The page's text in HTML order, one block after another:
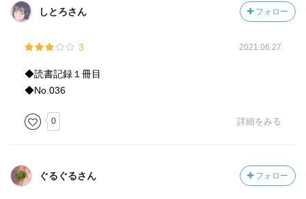
しとろさん フォロー
3 2021.06.27
◆読書記録１冊目
◆No.036
0 詳細をみる
ぐるぐるさん フォロー